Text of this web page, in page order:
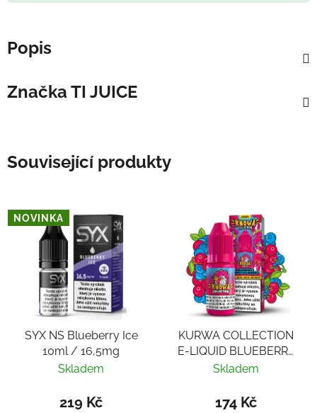
Popis
Značka TI JUICE
Související produkty
NOVINKA
SYX NS Blueberry Ice
10ml / 16,5mg
Skladem
219 Kč
KURWA COLLECTION
E-LIQUID BLUEBERRY
CHERRY CRANBERRY
Skladem
174 Kč